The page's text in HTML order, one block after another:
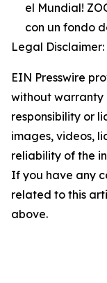
el Mundial!
con un fondo
Legal Disclaimer:
EIN Presswire
without warranty
responsibility or
images, videos,
reliability of the
If you have any
related to this
above.